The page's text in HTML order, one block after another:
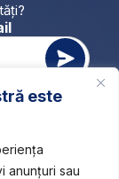
este
anunțuri sau
de acord cu